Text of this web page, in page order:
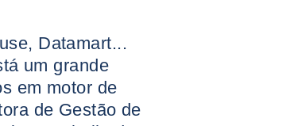
Datamart...
um grande
em motor de
de Gestão de